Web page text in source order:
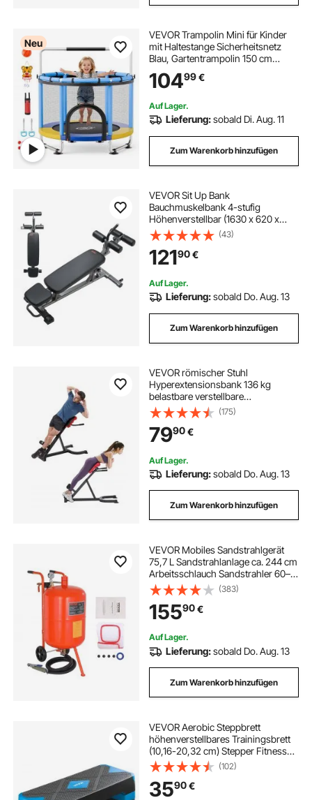
Neu
VEVOR Trampolin Mini für Kinder
mit Haltestange Sicherheitsnetz
Blau, Gartentrampolin 150 cm
Outdoor mit Basketballkorb,
Basketball und Sandsack für Kinder,
Geburtstagsgeschenk
10499€
Auf Lager.
Lieferung:sobald Di. Aug. 11
Zum Warenkorb hinzufügen
VEVOR Sit Up Bank
Bauchmuskelbank 4-stufig
Höhenverstellbar (1630 x 620 x
1055 cm) Rückentrainer (454 kg
belastbar) für Heimtraining im
Fitnessstudio Krafttraining
Ganzkörpermuskeltraining
(43)
12190€
Auf Lager.
Lieferung:sobald Do. Aug. 13
Zum Warenkorb hinzufügen
VEVOR römischer Stuhl
Hyperextensionsbank 136 kg
belastbare verstellbare
Extensionsmaschine,
Multifunktions-Trainingsgerät für
Bauchmuskeltraining, Fitness-
Hantelbank für das Heim-
Fitnessstudio
(175)
7990€
Auf Lager.
Lieferung:sobald Do. Aug. 13
Zum Warenkorb hinzufügen
VEVOR Mobiles Sandstrahlgerät
75,7 L Sandstrahlanlage ca. 244 cm
Arbeitsschlauch Sandstrahler 60–
110 PSI Arbeitsdruck ideal zum
Entfernen von Rost, Farbe, Flecken
und das Polieren großer Flächen
(383)
15590€
Auf Lager.
Lieferung:sobald Do. Aug. 13
Zum Warenkorb hinzufügen
VEVOR Aerobic Steppbrett
höhenverstellbares Trainingsbrett
(10,16-20,32 cm) Stepper Fitness
mit 250 kg Tragfähigkeit rutschfeste
Oberflächenbank für Heim-
Fitnessstudio Cardio-Krafttraining
(102)
3590€